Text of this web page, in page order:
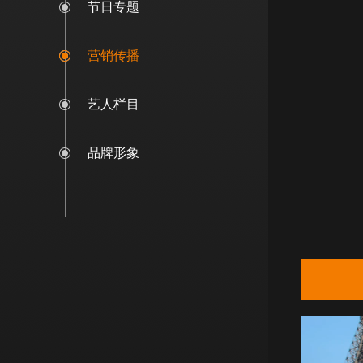
节日专题
营销传播
艺人栏目
品牌形象